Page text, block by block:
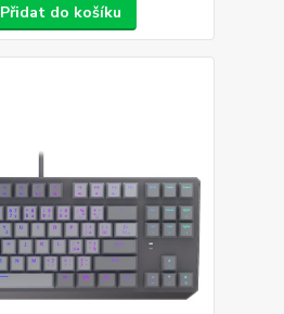
Přidat do košíku